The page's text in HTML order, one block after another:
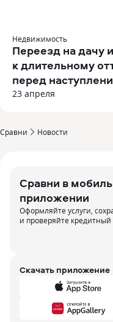
Недвижимость
Переезд на дачу
к длительному
перед
23 апреля
Сравни Новости
Сравни в
приложении
Оформляйте услуги,
и проверяйте кредитный
Скачать приложение